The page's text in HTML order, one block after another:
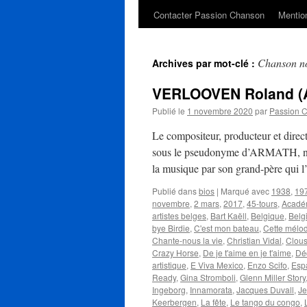
Contacter Passion Chanson
Archives par mot-clé : Chanson
VERLOOVEN Roland
Publié le 1 novembre 2020 par Passion
Le compositeur, producteur et
sous le pseudonyme d’ARMATH,
la musique par son grand-père qui
Publié dansbios | Marqué avec 1938,
novembre, 2 mars, 2017, 45-tours,
artistes belges, Bart Kaëll, Belgique,
bye Birdie, C'est mon bateau, Cette
Chante-nous la vie, Christian Vidal,
Crazy Horse, De je t'aime en je t'aime,
artistique, E Viva Mexico, Enzo Scifo,
Ready, Gina Stromboli, Glenn Miller Story,
Ingeborg, Innamorata, Jacques Duvall,
Keerbergen, La fête, Le tango du congo,